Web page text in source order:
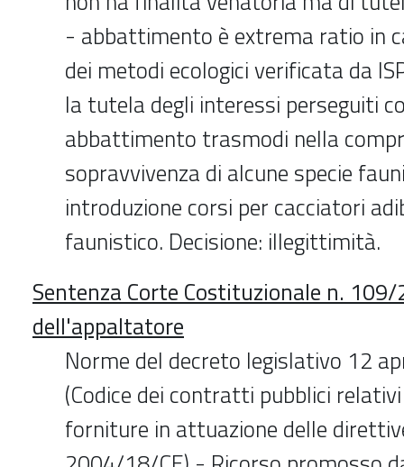
- abbattimento è extrema ratio in
dei metodi ecologici verificata da
la tutela degli interessi perseguiti
abbattimento trasmodi nella
sopravvivenza di alcune specie
introduzione corsi per cacciatori
faunistico. Decisione: illegittimità.
Sentenza Corte Costituzionale n.
dell'appaltatore
Norme del decreto legislativo 12
(Codice dei contratti pubblici
forniture in attuazione delle